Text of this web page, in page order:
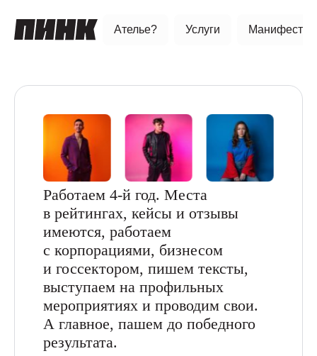
Ателье? Услуги Манифест
Работаем 4-й год. Места
в рейтингах, кейсы и отзывы
имеются, работаем
с корпорациями, бизнесом
и госсектором, пишем тексты,
выступаем на профильных
мероприятиях и проводим свои.
А главное, пашем до победного
результата.